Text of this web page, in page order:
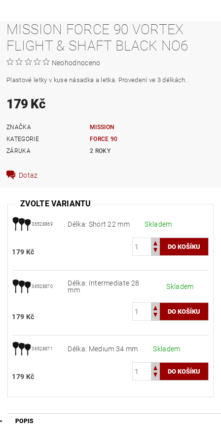
MISSION FORCE 90 VORTEX
FLIGHT & SHAFT BLACK NO6
Neohodnoceno
Plastové letky v kuse násadka a letka. Provedení ve 3 délkách.
179 Kč
ZNAČKA
MISSION
KATEGORIE
FORCE 90
ZÁRUKA
2 ROKY
Dotaz
ZVOLTE VARIANTU
36528869 Délka: Short 22 mm Skladem
179 Kč
36528870
Délka: Intermediate 28
mm
Skladem
179 Kč
36528871 Délka: Medium 34 mm Skladem
179 Kč
POPIS